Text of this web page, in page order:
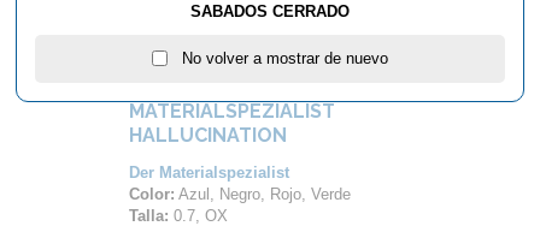
MATERIALSPEZIALIST
HALLUCINATION
Der Materialspezialist
Color: Azul, Negro, Rojo, Verde
Talla: 0.7, OX
SABADOS CERRADO
No volver a mostrar de nuevo